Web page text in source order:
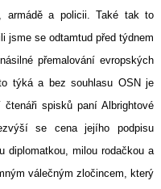
armádě a policii. Také tak to
jsme se odtamtud před týdnem
přemalování evropských
týká a bez souhlasu OSN je
spisků paní Albrightové
se cena jejího podpisu
diplomatkou, milou rodačkou a
válečným zločincem, který